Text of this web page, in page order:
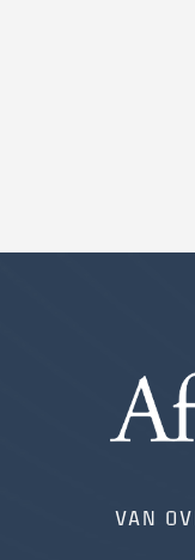
VAN